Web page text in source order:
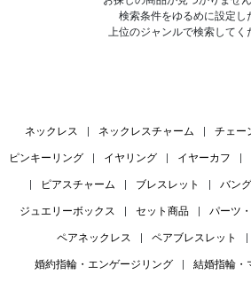
検索条件をゆるめに設定し
上位のジャンルで検索してく
ネックレス ネックレスチャーム チェー
ピンキーリング イヤリング イヤーカフ
ピアスチャーム ブレスレット バン
ジュエリーボックス セット商品 パーツ
ペアネックレス ペアブレスレット
婚約指輪・エンゲージリング 結婚指輪・